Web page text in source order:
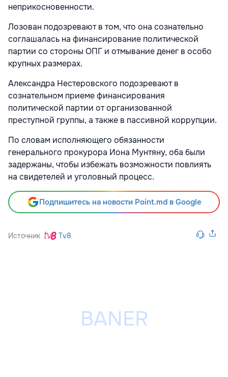
неприкосновенности.
Лозован подозревают в том, что она сознательно
соглашалась на финансирование политической
партии со стороны ОПГ и отмывание денег в особо
крупных размерах.
Александра Нестеровского подозревают в
сознательном приеме финансирования
политической партии от организованной
преступной группы, а также в пассивной коррупции.
По словам исполняющего обязанности
генерального прокурора Иона Мунтяну, оба были
задержаны, чтобы избежать возможности повлиять
на свидетелей и уголовный процесс.
Подпишитесь на новости Point.md в Google
Источник Tv8